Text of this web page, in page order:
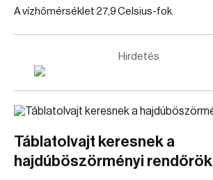
A vízhőmérséklet 27,9 Celsius-fok.
Hirdetés
Táblatolvajt keresnek a
hajdúböszörményi rendőrök